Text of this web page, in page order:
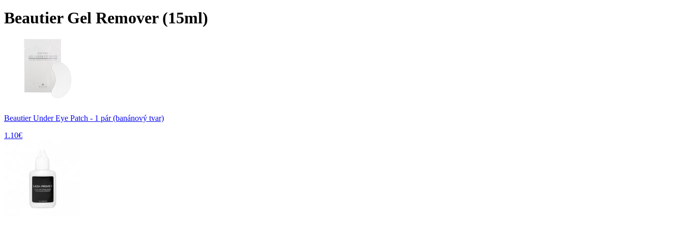
Beautier Gel Remover (15ml)
Beautier Under Eye Patch - 1 pár (banánový tvar)
1.10€